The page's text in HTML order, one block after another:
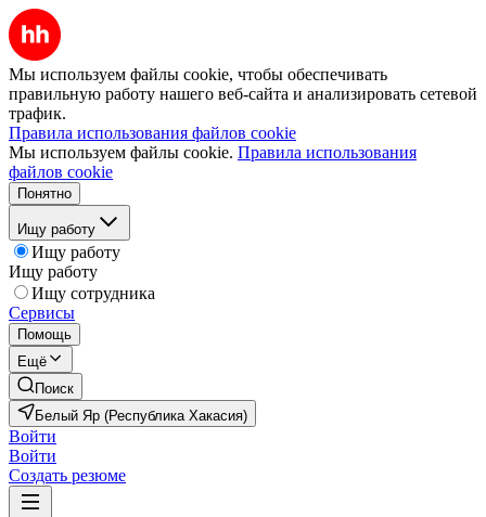
Мы используем файлы cookie, чтобы обеспечивать
правильную работу нашего веб-сайта и анализировать сетевой
трафик.
Правила использования файлов cookie
Мы используем файлы cookie. Правила использования
файлов cookie
Понятно
Ищу работу
Ищу работу
Ищу работу
Ищу сотрудника
Сервисы
Помощь
Ещё
Поиск
Белый Яр (Республика Хакасия)
Войти
Войти
Создать резюме